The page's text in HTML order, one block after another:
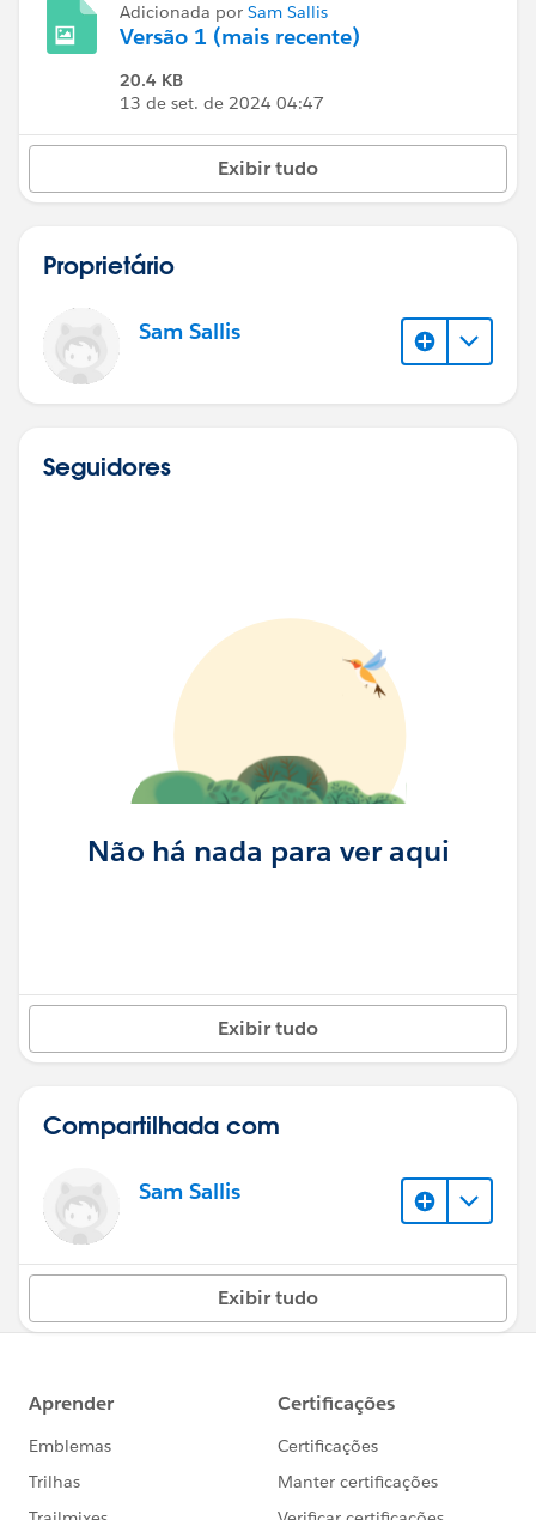
Adicionada por Sam Sallis
Versão 1 (mais recente)
20.4 KB
13 de set. de 2024 04:47
Exibir tudo
Proprietário
Sam Sallis
Seguidores
Não há nada para ver aqui
Exibir tudo
Compartilhada com
Sam Sallis
Exibir tudo